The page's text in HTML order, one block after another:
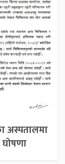
अस्पतालमा